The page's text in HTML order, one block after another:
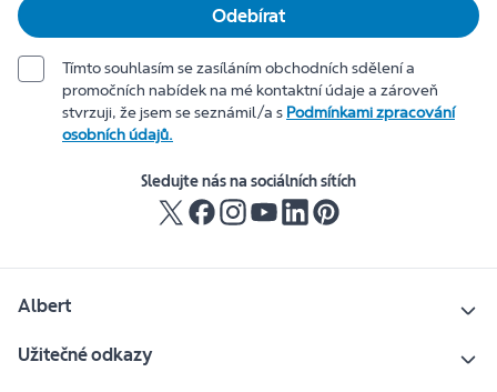
Odebírat
Tímto souhlasím se zasíláním obchodních sdělení a
promočních nabídek na mé kontaktní údaje a zároveň
stvrzuji, že jsem se seznámil/a s Podmínkami zpracování
osobních údajů.
Sledujte nás na sociálních sítích
Albert
Užitečné odkazy